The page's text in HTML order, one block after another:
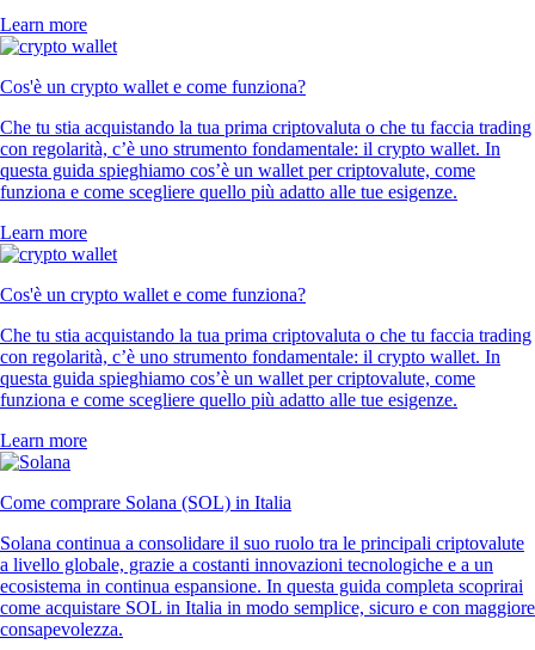
Learn more
Cos'è un crypto wallet e come funziona?
Che tu stia acquistando la tua prima criptovaluta o che tu faccia trading
con regolarità, c’è uno strumento fondamentale: il crypto wallet. In
questa guida spieghiamo cos’è un wallet per criptovalute, come
funziona e come scegliere quello più adatto alle tue esigenze.
Learn more
Cos'è un crypto wallet e come funziona?
Che tu stia acquistando la tua prima criptovaluta o che tu faccia trading
con regolarità, c’è uno strumento fondamentale: il crypto wallet. In
questa guida spieghiamo cos’è un wallet per criptovalute, come
funziona e come scegliere quello più adatto alle tue esigenze.
Learn more
Come comprare Solana (SOL) in Italia
Solana continua a consolidare il suo ruolo tra le principali criptovalute
a livello globale, grazie a costanti innovazioni tecnologiche e a un
ecosistema in continua espansione. In questa guida completa scoprirai
come acquistare SOL in Italia in modo semplice, sicuro e con maggiore
consapevolezza.